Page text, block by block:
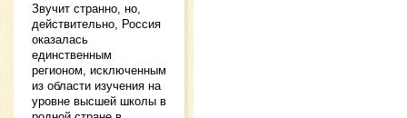
Звучит странно, но,
действительно, Россия
оказалась
единственным
регионом, исключенным
из области изучения на
уровне высшей школы в